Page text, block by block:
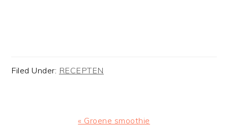
Filed Under: RECEPTEN
Previous
« Groene smoothie